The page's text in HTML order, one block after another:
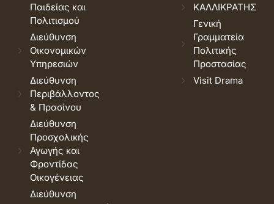
Παιδείας και
Πολιτισμού
Διεύθυνση
Οικονομικών
Υπηρεσιών
Διεύθυνση
Περιβάλλοντος
& Πρασίνου
Διεύθυνση
Προσχολικής
Αγωγής και
Φροντίδας
Οικογένειας
Διεύθυνση
ΚΑΛΛΙΚΡΑΤΗΣ
Γενική
Γραμματεία
Πολιτικής
Προστασίας
Visit Drama